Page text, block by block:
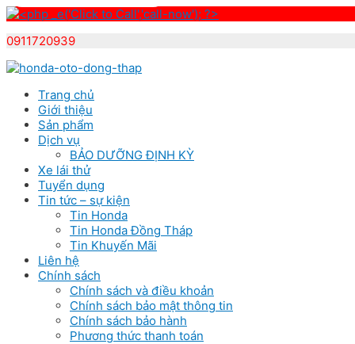
0911720939
Skip
contentTrang chủ
Giới thiệu
Sản phẩm
Dịch vụ
BẢO DƯỠNG ĐỊNH KỲ
Xe lái thử
Tuyển dụng
Tin tức – sự kiện
Tin Honda
Tin Honda Đồng Tháp
Tin Khuyến Mãi
Liên hệ
Chính sách
Chính sách và điều khoản
Chính sách bảo mật thông tin
Chính sách bảo hành
Phương thức thanh toán